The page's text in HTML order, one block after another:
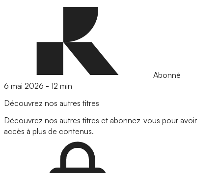
Abonné
6 mai 2026 - 12 min
Découvrez nos autres titres
Découvrez nos autres titres et abonnez-vous pour avoir
accès à plus de contenus.